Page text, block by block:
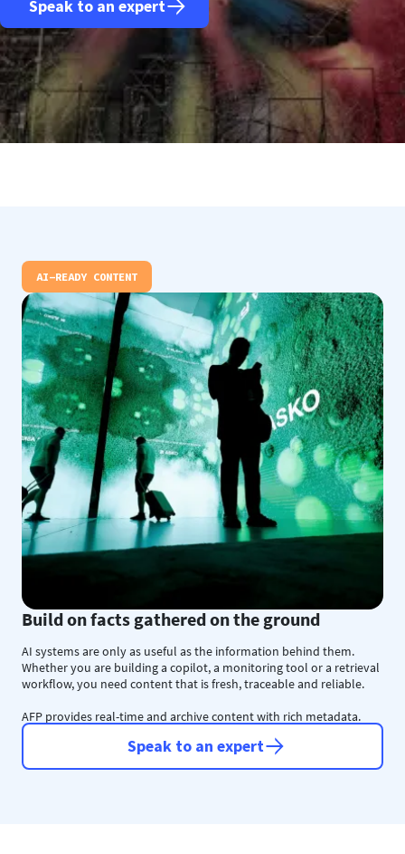
Speak to an expert
AI-READY CONTENT
Build on facts gathered on the ground
AI systems are only as useful as the information behind them.
Whether you are building a copilot, a monitoring tool or a retrieval
workflow, you need content that is fresh, traceable and reliable.
AFP provides real-time and archive content with rich metadata.
Speak to an expert